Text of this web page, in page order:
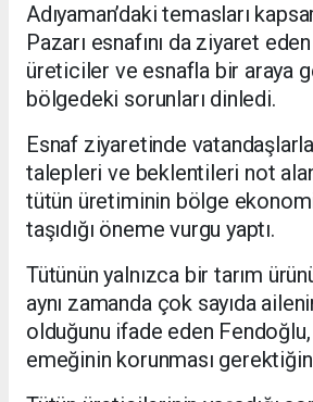
Adıyaman’daki temasları
Pazarı esnafını da ziyaret
üreticiler ve esnafla bir araya
bölgedeki sorunları dinledi.
Esnaf ziyaretinde
talepleri ve beklentileri not
tütün üretiminin bölge
taşıdığı öneme vurgu yaptı.
Tütünün yalnızca bir tarım
aynı zamanda çok sayıda
olduğunu ifade eden
emeğinin korunması